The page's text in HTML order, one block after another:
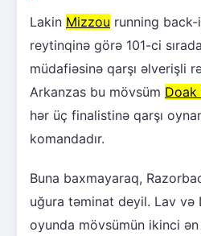
Lakin Mizzou running back-
reytinqinə görə 101-ci
müdafiəsinə qarşı əlverişli
Arkanzas bu mövsüm Doak
hər üç finalistinə qarşı
komandadır.
Buna baxmayaraq,
uğura təminat deyil. Lav və
oyunda mövsümün ikinci ən